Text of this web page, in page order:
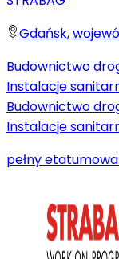
Gdańsk,
Budownictwo
Instalacje
Budownictwo
Instalacje
pełny etat